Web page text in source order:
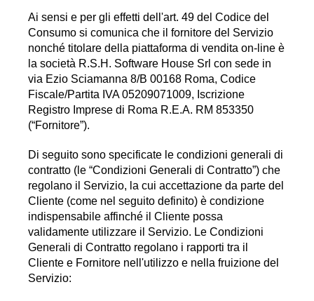
Ai sensi e per gli effetti dell'art. 49 del Codice del
Consumo si comunica che il fornitore del Servizio
nonché titolare della piattaforma di vendita on-line è
la società R.S.H. Software House Srl con sede in
via Ezio Sciamanna 8/B 00168 Roma, Codice
Fiscale/Partita IVA 05209071009, Iscrizione
Registro Imprese di Roma R.E.A. RM 853350
(“Fornitore”).
Di seguito sono specificate le condizioni generali di
contratto (le “Condizioni Generali di Contratto”) che
regolano il Servizio, la cui accettazione da parte del
Cliente (come nel seguito definito) è condizione
indispensabile affinché il Cliente possa
validamente utilizzare il Servizio. Le Condizioni
Generali di Contratto regolano i rapporti tra il
Cliente e Fornitore nell'utilizzo e nella fruizione del
Servizio: